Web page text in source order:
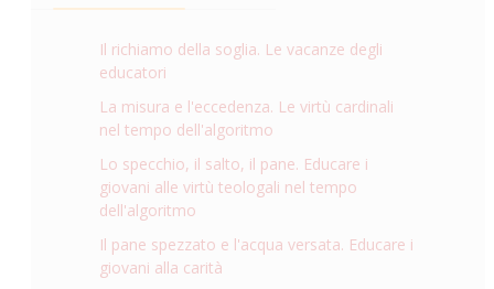
Il richiamo della soglia. Le vacanze degli
educatori
La misura e l'eccedenza. Le virtù cardinali
nel tempo dell'algoritmo
Lo specchio, il salto, il pane. Educare i
giovani alle virtù teologali nel tempo
dell'algoritmo
Il pane spezzato e l'acqua versata. Educare i
giovani alla carità